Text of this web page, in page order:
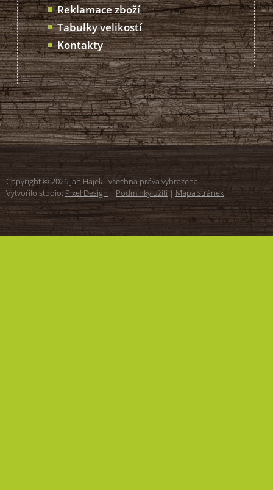
Reklamace zboží
Tabulky velikostí
Kontakty
Copyright © 2026 Jan Hájek - všechna práva vyhrazena
Vytvořilo studio: Pixel Design | Podmínky užití | Mapa stránek